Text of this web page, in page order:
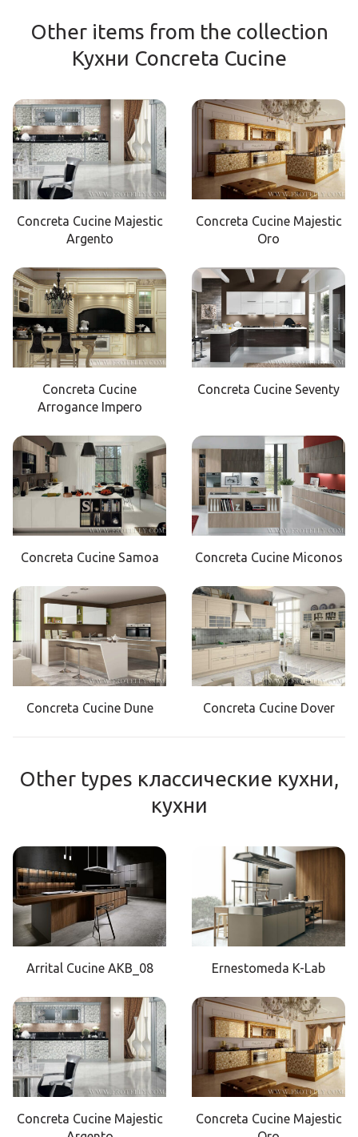
Other items from the collection
Кухни Concreta Cucine
Concreta Cucine Majestic
Argento
Concreta Cucine Majestic
Oro
Concreta Cucine
Arrogance Impero
Concreta Cucine Seventy
Concreta Cucine Samoa Concreta Cucine Miconos
Concreta Cucine Dune Concreta Cucine Dover
Other types классические кухни,
кухни
Arrital Cucine AKB_08 Ernestomeda K-Lab
Concreta Cucine Majestic
Concreta Cucine Majestic